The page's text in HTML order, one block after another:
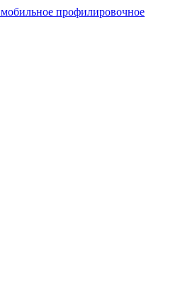
мобильное профилировочное